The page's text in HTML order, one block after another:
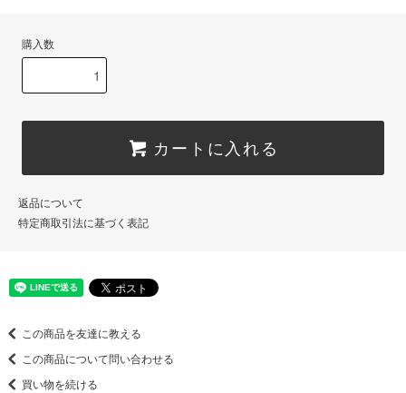
購入数
カートに入れる
返品について
特定商取引法に基づく表記
この商品を友達に教える
この商品について問い合わせる
買い物を続ける